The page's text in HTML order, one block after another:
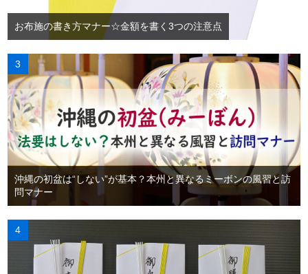
お布施の書き方マナー☆金額を書く3つの注意点
沖縄の初盆は“しない”が基本？本州と異なるミーボンの風習と訪
問マナー